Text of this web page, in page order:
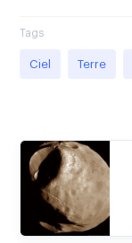
Tags
Ciel Terre